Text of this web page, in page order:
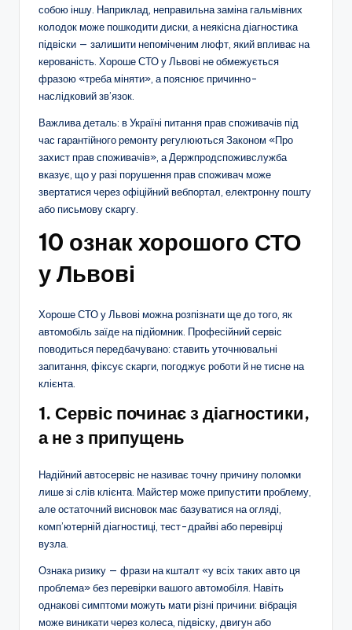
собою іншу. Наприклад, неправильна заміна гальмівних
колодок може пошкодити диски, а неякісна діагностика
підвіски — залишити непоміченим люфт, який впливає на
керованість. Хороше СТО у Львові не обмежується
фразою «треба міняти», а пояснює причинно-
наслідковий зв’язок.
Важлива деталь: в Україні питання прав споживачів під
час гарантійного ремонту регулюються Законом «Про
захист прав споживачів», а Держпродспоживслужба
вказує, що у разі порушення прав споживач може
звертатися через офіційний вебпортал, електронну пошту
або письмову скаргу.
10 ознак хорошого СТО
у Львові
Хороше СТО у Львові можна розпізнати ще до того, як
автомобіль заїде на підйомник. Професійний сервіс
поводиться передбачувано: ставить уточнювальні
запитання, фіксує скарги, погоджує роботи й не тисне на
клієнта.
1. Сервіс починає з діагностики,
а не з припущень
Надійний автосервіс не називає точну причину поломки
лише зі слів клієнта. Майстер може припустити проблему,
але остаточний висновок має базуватися на огляді,
комп’ютерній діагностиці, тест-драйві або перевірці
вузла.
Ознака ризику — фрази на кшталт «у всіх таких авто ця
проблема» без перевірки вашого автомобіля. Навіть
однакові симптоми можуть мати різні причини: вібрація
може виникати через колеса, підвіску, двигун або